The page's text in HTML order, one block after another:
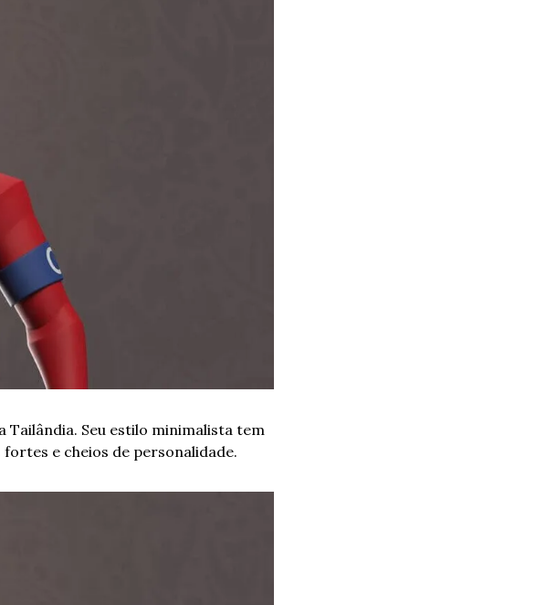
Tailândia. Seu estilo minimalista tem
e cheios de personalidade.